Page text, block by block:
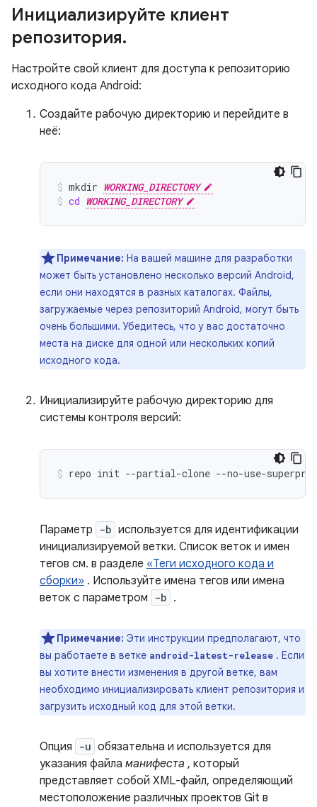
Инициализируйте клиент
репозитория.
Настройте свой клиент для доступа к репозиторию
исходного кода Android:
Создайте рабочую директорию и перейдите в
неё:
mkdir WORKING_DIRECTORY
cd WORKING_DIRECTORY
Примечание: На вашей машине для разработки
может быть установлено несколько версий Android,
если они находятся в разных каталогах. Файлы,
загружаемые через репозиторий Android, могут быть
очень большими. Убедитесь, что у вас достаточно
места на диске для одной или нескольких копий
исходного кода.
Инициализируйте рабочую директорию для
системы контроля версий:
repo init --partial-clone --no-use-
Параметр -b используется для идентификации
инициализируемой ветки. Список веток и имен
тегов см. в разделе «Теги исходного кода и
сборки» . Используйте имена тегов или имена
веток с параметром
-b .
Примечание: Эти инструкции предполагают, что
вы работаете в ветке android-latest-release . Если
вы хотите внести изменения в другой ветке, вам
необходимо инициализировать клиент репозитория и
загрузить исходный код для этой ветки.
Опция -u обязательна и используется для
указания файла манифеста , который
представляет собой XML-файл, определяющий
местоположение различных проектов Git в